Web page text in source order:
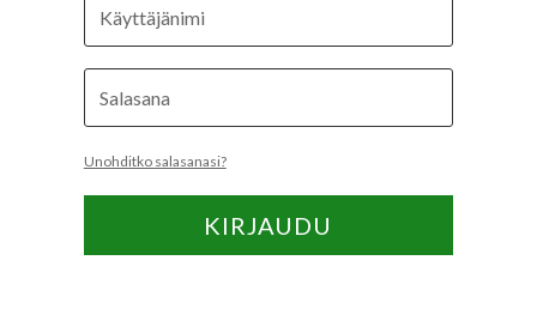
Unohditko salasanasi?
KIRJAUDU